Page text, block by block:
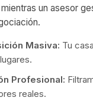
un asesor
Masiva: Tu
Profesional:
reales.